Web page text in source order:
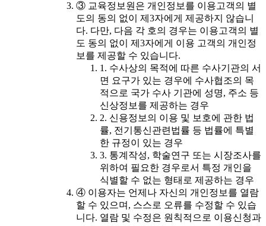
③ 교육정보원은 개인정보를 이용고객의 별
도의 동의 없이 제3자에게 제공하지 않습니
다. 다만, 다음 각 호의 경우는 이용고객의 별
도 동의 없이 제3자에게 이용 고객의 개인정
보를 제공할 수 있습니다.
1. 수사상의 목적에 따른 수사기관의 서
면 요구가 있는 경우에 수사협조의 목
적으로 국가 수사 기관에 성명, 주소 등
신상정보를 제공하는 경우
2. 신용정보의 이용 및 보호에 관한 법
률, 전기통신관련법률 등 법률에 특별
한 규정이 있는 경우
3. 통계작성, 학술연구 또는 시장조사를
위하여 필요한 경우로서 특정 개인을
식별할 수 없는 형태로 제공하는 경우
④ 이용자는 언제나 자신의 개인정보를 열람
할 수 있으며, 스스로 오류를 수정할 수 있습
니다. 열람 및 수정은 원칙적으로 이용신청과